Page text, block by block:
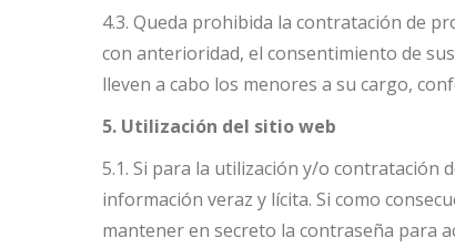
4.3. Queda prohibida la contratación de
con anterioridad, el consentimiento de
lleven a cabo los menores a su cargo,
5. Utilización del sitio web
5.1. Si para la utilización y/o contratación
información veraz y lícita. Si como
mantener en secreto la contraseña para